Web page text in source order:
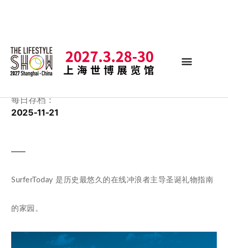
每日存档：
2025-11-21
SurferToday 是历史最悠久的在线冲浪者主导圣诞礼物指南
的家园。